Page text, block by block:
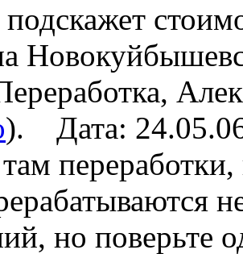
). Дата:
но поверьте